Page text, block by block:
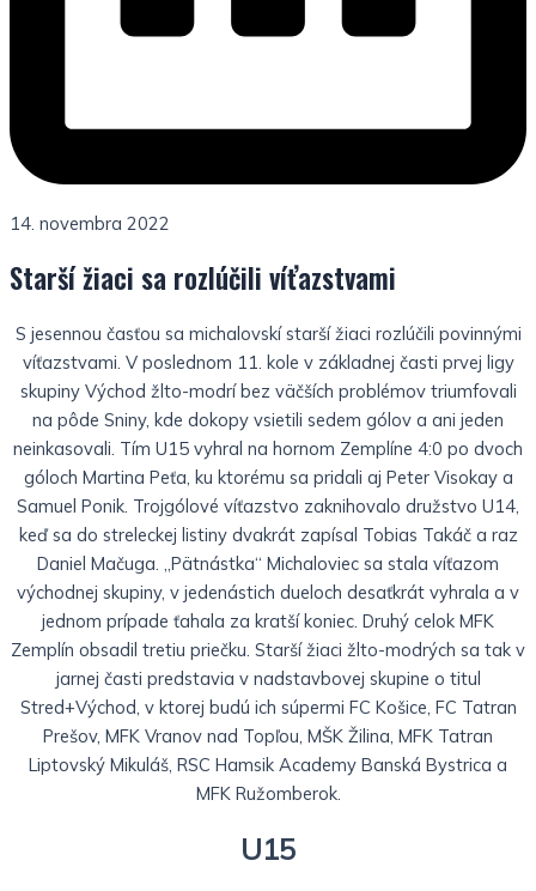
14. novembra 2022
Starší žiaci sa rozlúčili víťazstvami
S jesennou časťou sa michalovskí starší žiaci rozlúčili povinnými
víťazstvami. V poslednom 11. kole v základnej časti prvej ligy
skupiny Východ žlto-modrí bez väčších problémov triumfovali
na pôde Sniny, kde dokopy vsietili sedem gólov a ani jeden
neinkasovali. Tím U15 vyhral na hornom Zemplíne 4:0 po dvoch
góloch Martina Peťa, ku ktorému sa pridali aj Peter Visokay a
Samuel Ponik. Trojgólové víťazstvo zaknihovalo družstvo U14,
keď sa do streleckej listiny dvakrát zapísal Tobias Takáč a raz
Daniel Mačuga. „Pätnástka“ Michaloviec sa stala víťazom
východnej skupiny, v jedenástich dueloch desaťkrát vyhrala a v
jednom prípade ťahala za kratší koniec. Druhý celok MFK
Zemplín obsadil tretiu priečku. Starší žiaci žlto-modrých sa tak v
jarnej časti predstavia v nadstavbovej skupine o titul
Stred+Východ, v ktorej budú ich súpermi FC Košice, FC Tatran
Prešov, MFK Vranov nad Topľou, MŠK Žilina, MFK Tatran
Liptovský Mikuláš, RSC Hamsik Academy Banská Bystrica a
MFK Ružomberok.
U15